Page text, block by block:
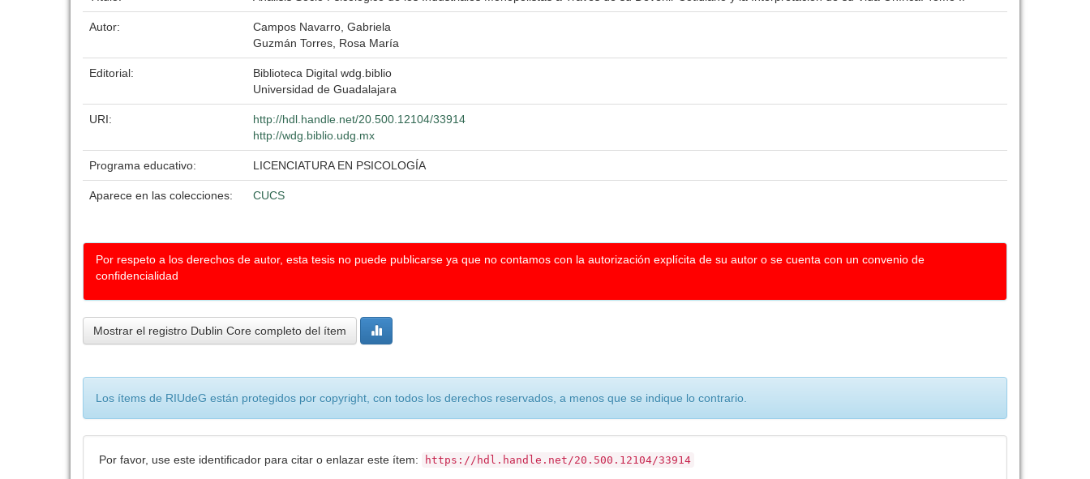
Autor:
Campos Navarro, Gabriela
Guzmán Torres, Rosa María
Editorial:
Biblioteca Digital wdg.biblio
Universidad de Guadalajara
URI:
http://hdl.handle.net/20.500.12104/33914
http://wdg.biblio.udg.mx
Programa educativo: LICENCIATURA EN PSICOLOGÍA
Aparece en las colecciones: CUCS
Por respeto a los derechos de autor, esta tesis no puede publicarse ya que no contamos con la autorización explícita de su autor o se cuenta con un convenio de
confidencialidad
Mostrar el registro Dublin Core completo del ítem
Los ítems de RIUdeG están protegidos por copyright, con todos los derechos reservados, a menos que se indique lo contrario.
Por favor, use este identificador para citar o enlazar este ítem: https://hdl.handle.net/20.500.12104/33914